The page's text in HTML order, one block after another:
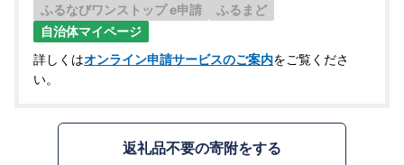
ふるなびワンストップ e申請
ふるまど
自治体マイページ
詳しくはオンライン申請サービスのご案内をご覧くださ
い。
返礼品不要の寄附をする